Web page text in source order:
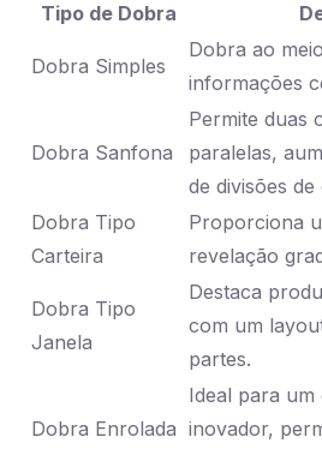
Tipo de Dobra
Dobra Simples
Dobra ao
informações
Dobra Sanfona
Permite duas
paralelas,
de divisões
Dobra Tipo
Carteira
Proporciona
revelação
Dobra Tipo
Janela
Destaca
com um
partes.
Dobra Enrolada
Ideal para um
inovador,